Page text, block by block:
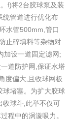
f)将2台胶球泵及装
统管道进行优化布
水管500mm,管口
止碎填料等杂物对
加设一道固定滤网;
道防护网,保证水塔
度偏大,且收球网板
球堵塞。为扩大胶球
收球斗,此举不仅可
程中的涡漩吸力。